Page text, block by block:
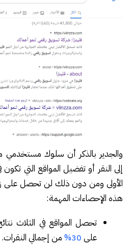
والجدير بالذكر أن سلوك مستخدمي
إلى النقر أو تفضيل المواقع التي تكون
الأولى ومن دون ذلك لن تحصل على
هذه الإحصاءات المهمة:
تحصل المواقع في الثلاث
على 30% من إجمالي النقرات.